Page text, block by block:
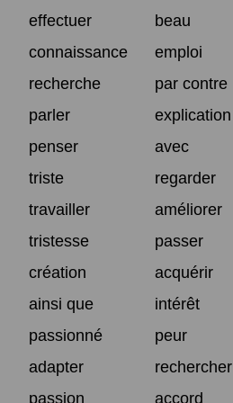
effectuer
beau
connaissance
emploi
recherche
par contre
parler
explication
penser
avec
triste
regarder
travailler
améliorer
tristesse
passer
création
acquérir
ainsi que
intérêt
passionné
peur
adapter
rechercher
passion
accord